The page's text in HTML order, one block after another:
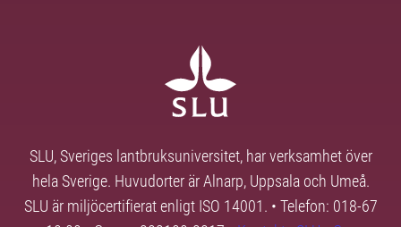
SLU, Sveriges lantbruksuniversitet, har verksamhet över
hela Sverige. Huvudorter är Alnarp, Uppsala och Umeå.
SLU är miljöcertifierat enligt ISO 14001. • Telefon: 018-67